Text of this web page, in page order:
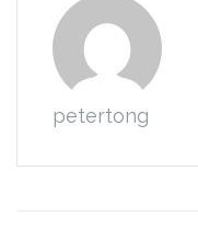
petertong